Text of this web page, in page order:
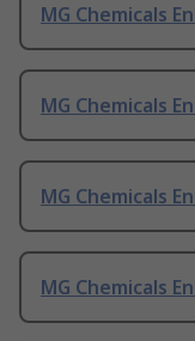
MG Chemicals
MG Chemicals
MG Chemicals
MG Chemicals